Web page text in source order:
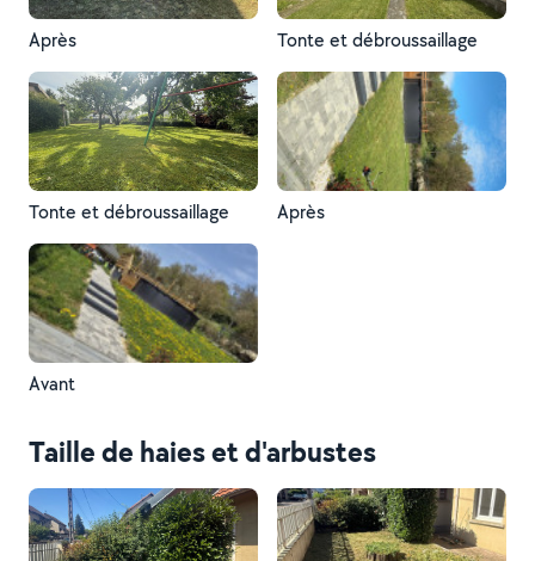
Après Tonte et débroussaillage
Tonte et débroussaillage Après
Avant
Taille de haies et d'arbustes